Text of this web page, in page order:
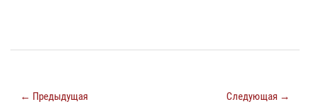
← Предыдущая Следующая →